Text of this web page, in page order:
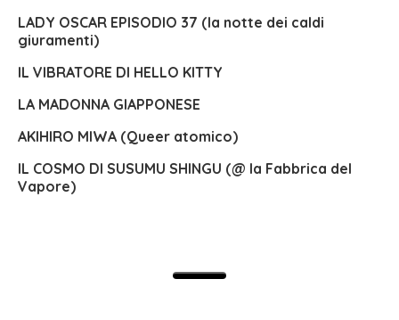
LADY OSCAR EPISODIO 37 (la notte dei caldi
giuramenti)
IL VIBRATORE DI HELLO KITTY
LA MADONNA GIAPPONESE
AKIHIRO MIWA (Queer atomico)
IL COSMO DI SUSUMU SHINGU (@ la Fabbrica del
Vapore)